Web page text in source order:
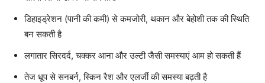
डिहाइड्रेशन (पानी की कमी) से कमजोरी, थकान और बेहोशी तक की स्थिति
बन सकती है
लगातार सिरदर्द, चक्कर आना और उल्टी जैसी समस्याएं आम हो सकती हैं
तेज धूप से सनबर्न, स्किन रैश और एलर्जी की समस्या बढ़ती है